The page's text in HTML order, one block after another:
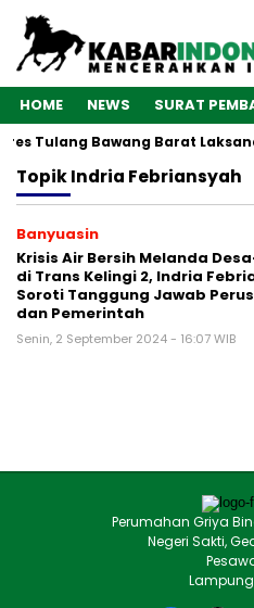
HOME NEWS SURAT
Tulang Bawang Barat
TopikIndria Febriansyah
Banyuasin
Krisis Air Bersih Melanda
di Trans Kelingi 2, Indria
Soroti Tanggung Jawab
dan Pemerintah
Senin, 2 September 2024 - 16:07 WIB
Perumahan Griya
Negeri Sakti,